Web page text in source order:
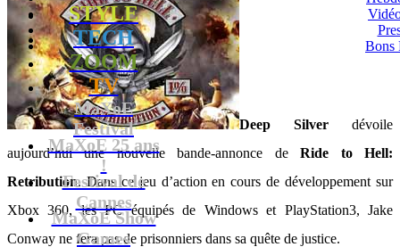
STYLE
TECH
ZOOM
TV
MaXoE
Festival
MaXoE 25 ans
!
Festival de
Cannes
MaXoE Show
Games
Bons
Deep Silver dévoile
aujourd’hui une nouvelle bande-annonce deRide to Hell:
Retribution. Dans ce jeu d’action en cours de développement sur
Xbox 360, les PC équipés de Windows et PlayStation3, Jake
Conway ne fera pas de prisonniers dans sa quête de justice.